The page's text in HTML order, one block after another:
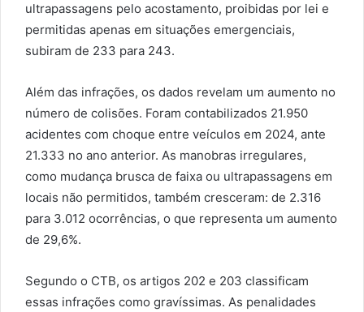
ultrapassagens pelo acostamento, proibidas por lei e
permitidas apenas em situações emergenciais,
subiram de 233 para 243.
Além das infrações, os dados revelam um aumento no
número de colisões. Foram contabilizados 21.950
acidentes com choque entre veículos em 2024, ante
21.333 no ano anterior. As manobras irregulares,
como mudança brusca de faixa ou ultrapassagens em
locais não permitidos, também cresceram: de 2.316
para 3.012 ocorrências, o que representa um aumento
de 29,6%.
Segundo o CTB, os artigos 202 e 203 classificam
essas infrações como gravíssimas. As penalidades